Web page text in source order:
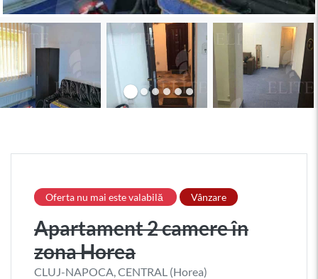
Oferta nu mai este valabilă Vânzare
Apartament 2 camere în
zona Horea
CLUJ-NAPOCA, CENTRAL (Horea)